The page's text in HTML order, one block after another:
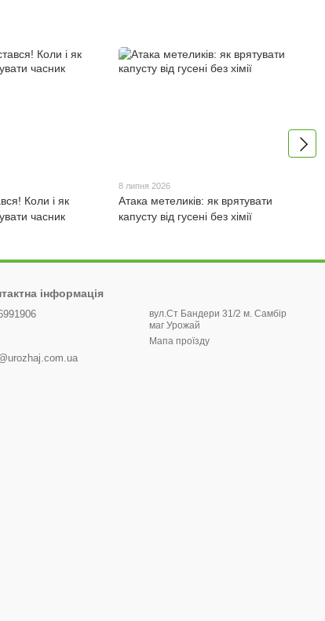
Коли і як
часник
8 липня 2026
Атака метеликів: як врятувати
капусту від гусені без хімії
інформація
вул.Ст Бандери 31/2 м. Самбір
маг Урожай
Мапа проїзду